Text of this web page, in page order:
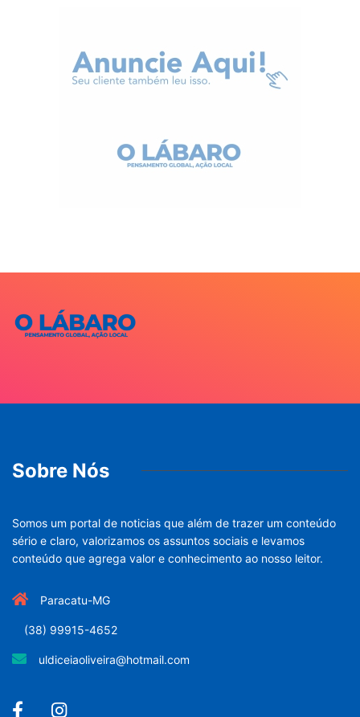
Sobre Nós
Somos um portal de noticias que além de trazer um conteúdo
sério e claro, valorizamos os assuntos sociais e levamos
conteúdo que agrega valor e conhecimento ao nosso leitor.
Paracatu-MG
(38) 99915-4652
uldiceiaoliveira@hotmail.com